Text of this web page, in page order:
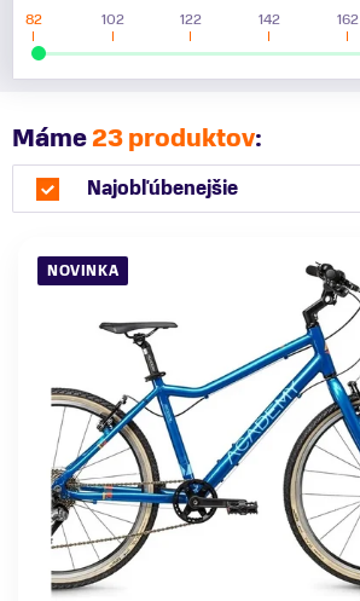
82 102 122 142 162
Máme23 produktov:
Najobľúbenejšie
NOVINKA